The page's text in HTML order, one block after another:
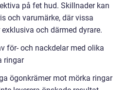
på fet hud. Skillnader kan
och varumärke, där vissa
och därmed dyrare.
för- och nackdelar med olika
ringar
ögonkrämer mot mörka ringar